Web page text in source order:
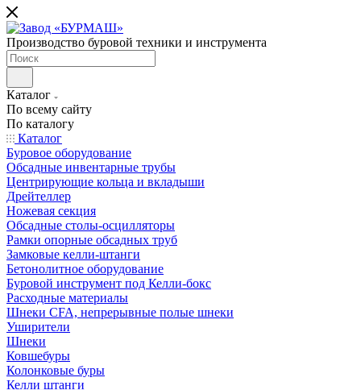
Производство буровой техники и инструмента
Каталог
По всему сайту
По каталогу
Каталог
Буровое оборудование
Обсадные инвентарные трубы
Центрирующие кольца и вкладыши
Дрейтеллер
Ножевая секция
Обсадные столы-осцилляторы
Рамки опорные обсадных труб
Замковые келли-штанги
Бетонолитное оборудование
Буровой инструмент под Келли-бокс
Расходные материалы
Шнеки CFA, непрерывные полые шнеки
Уширители
Шнеки
Ковшебуры
Колонковые буры
Келли штанги